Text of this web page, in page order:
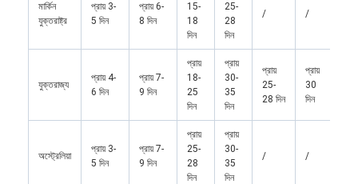
মার্কিন
যুক্তরাষ্ট্র
প্রায় 3-
5 দিন
প্রায় 6-
8 দিন
15-
18
দিন
25-
28
দিন
/ /
যুক্তরাজ্য
প্রায় 4-
6 দিন
প্রায় 7-
9 দিন
প্রায়
18-
25
দিন
প্রায়
30-
35
দিন
প্রায়
25-
28 দিন
প্রায়
30
দিন
অস্ট্রেলিয়া
প্রায় 3-
5 দিন
প্রায় 7-
9 দিন
প্রায়
25-
28
দিন
প্রায়
30-
35
দিন
/ /